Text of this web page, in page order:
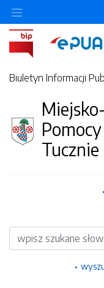
Biuletyn Informacji
Tucznie
Wyszukiwarka